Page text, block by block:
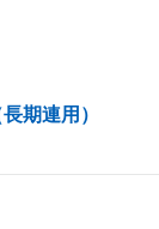
期連用）